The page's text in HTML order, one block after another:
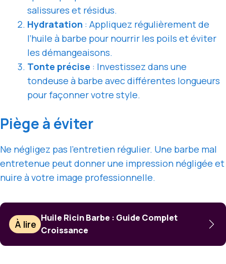
salissures et résidus.
Hydratation : Appliquez régulièrement de
l’huile à barbe pour nourrir les poils et éviter
les démangeaisons.
Tonte précise : Investissez dans une
tondeuse à barbe avec différentes longueurs
pour façonner votre style.
Piège à éviter
Ne négligez pas l’entretien régulier. Une barbe mal
entretenue peut donner une impression négligée et
nuire à votre image professionnelle.
À lire
Huile Ricin Barbe : Guide Complet
Croissance